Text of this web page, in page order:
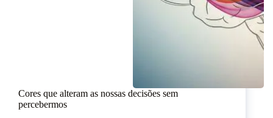
Cores que alteram as nossas decisões sem
percebermos